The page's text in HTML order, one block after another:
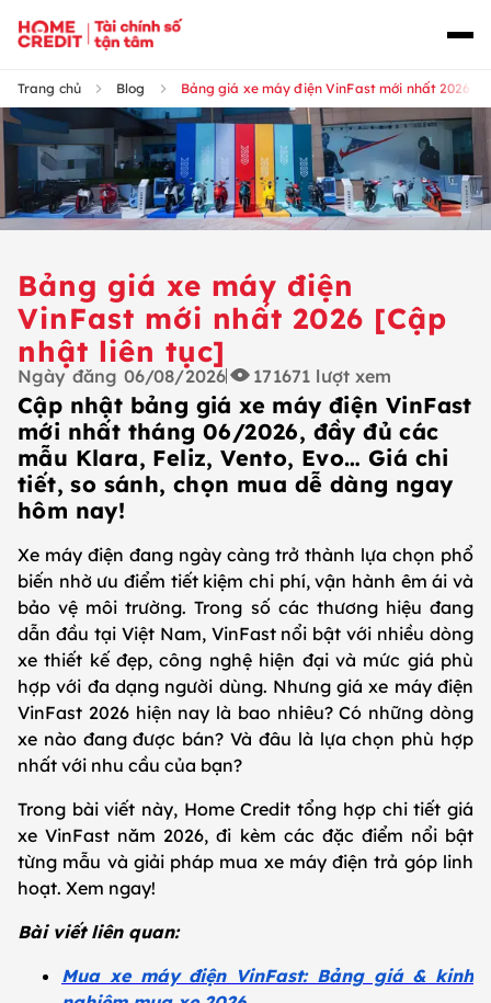
Trang chủ Blog Bảng giá xe máy điện VinFast mới nhất 2026
Bảng giá xe máy điện
VinFast mới nhất 2026 [Cập
nhật liên tục]
Ngày đăng 06/08/2026 171671 lượt xem
Cập nhật bảng giá xe máy điện VinFast
mới nhất tháng 06/2026, đầy đủ các
mẫu Klara, Feliz, Vento, Evo… Giá chi
tiết, so sánh, chọn mua dễ dàng ngay
hôm nay!
Xe máy điện đang ngày càng trở thành lựa chọn phổ
biến nhờ ưu điểm tiết kiệm chi phí, vận hành êm ái và
bảo vệ môi trường. Trong số các thương hiệu đang
dẫn đầu tại Việt Nam, VinFast nổi bật với nhiều dòng
xe thiết kế đẹp, công nghệ hiện đại và mức giá phù
hợp với đa dạng người dùng. Nhưng giá xe máy điện
VinFast 2026 hiện nay là bao nhiêu? Có những dòng
xe nào đang được bán? Và đâu là lựa chọn phù hợp
nhất với nhu cầu của bạn?
Trong bài viết này, Home Credit tổng hợp chi tiết giá
xe VinFast năm 2026, đi kèm các đặc điểm nổi bật
từng mẫu và giải pháp mua xe máy điện trả góp linh
hoạt. Xem ngay!
Bài viết liên quan:
Mua xe máy điện VinFast: Bảng giá & kinh